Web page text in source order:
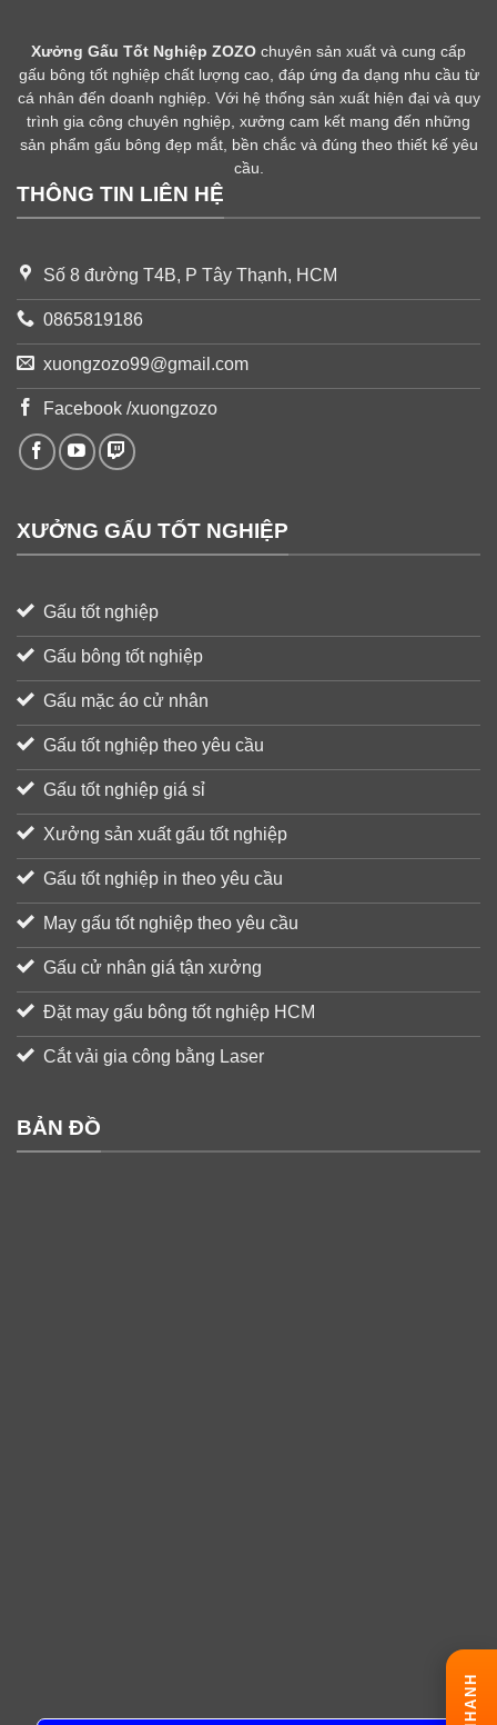
Xưởng Gấu Tốt Nghiệp ZOZO chuyên sản xuất và cung cấp
gấu bông tốt nghiệp chất lượng cao, đáp ứng đa dạng nhu cầu từ
cá nhân đến doanh nghiệp. Với hệ thống sản xuất hiện đại và quy
trình gia công chuyên nghiệp, xưởng cam kết mang đến những
sản phẩm gấu bông đẹp mắt, bền chắc và đúng theo thiết kế yêu
cầu.
THÔNG TIN LIÊN HỆ
Số 8 đường T4B, P Tây Thạnh, HCM
0865819186
xuongzozo99@gmail.com
Facebook /xuongzozo
XƯỞNG GẤU TỐT NGHIỆP
Gấu tốt nghiệp
Gấu bông tốt nghiệp
Gấu mặc áo cử nhân
Gấu tốt nghiệp theo yêu cầu
Gấu tốt nghiệp giá sỉ
Xưởng sản xuất gấu tốt nghiệp
Gấu tốt nghiệp in theo yêu cầu
May gấu tốt nghiệp theo yêu cầu
Gấu cử nhân giá tận xưởng
Đặt may gấu bông tốt nghiệp HCM
Cắt vải gia công bằng Laser
BẢN ĐỒ